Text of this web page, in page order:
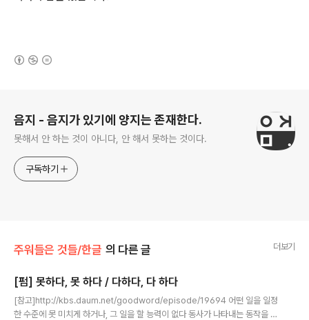
음지 - 음지가 있기에 양지는 존재한다.
못해서 안 하는 것이 아니다, 안 해서 못하는 것이다.
구독하기
주워들은 것들/한글 의 다른 글 더보기
[펌] 못하다, 못 하다 / 다하다, 다 하다
[참고]http://kbs.daum.net/goodword/episode/19694 어떤 일을 일정
한 수준에 못 미치게 하거나, 그 일을 할 능력이 없다 동사가 나타내는 동작을 할